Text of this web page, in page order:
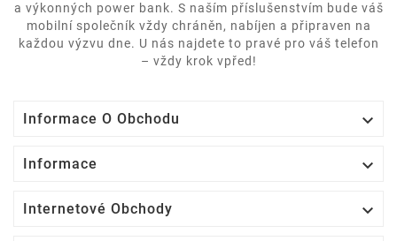
a výkonných power bank. S naším příslušenstvím bude váš
mobilní společník vždy chráněn, nabíjen a připraven na
každou výzvu dne. U nás najdete to pravé pro váš telefon
– vždy krok vpřed!
Informace O Obchodu 
Informace 
Internetové Obchody 